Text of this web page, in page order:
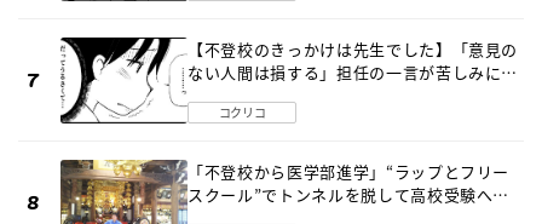
【不登校のきっかけは先生でした】「意見の
ない人間は損する」担任の一言が苦しみに…
コクリコ
「不登校から医学部進学」“ラップとフリー
スクール”でトンネルを脱して高校受験へ